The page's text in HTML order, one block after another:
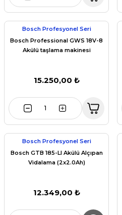
Bosch Profesyonel Seri
Bosch Professional GWS 18V-8
Akülü taşlama makinesi
15.250,00 ₺
Bosch Profesyonel Seri
Bosch GTB 185-LI Akülü Alçıpan
Vidalama (2x2.0Ah)
12.349,00 ₺